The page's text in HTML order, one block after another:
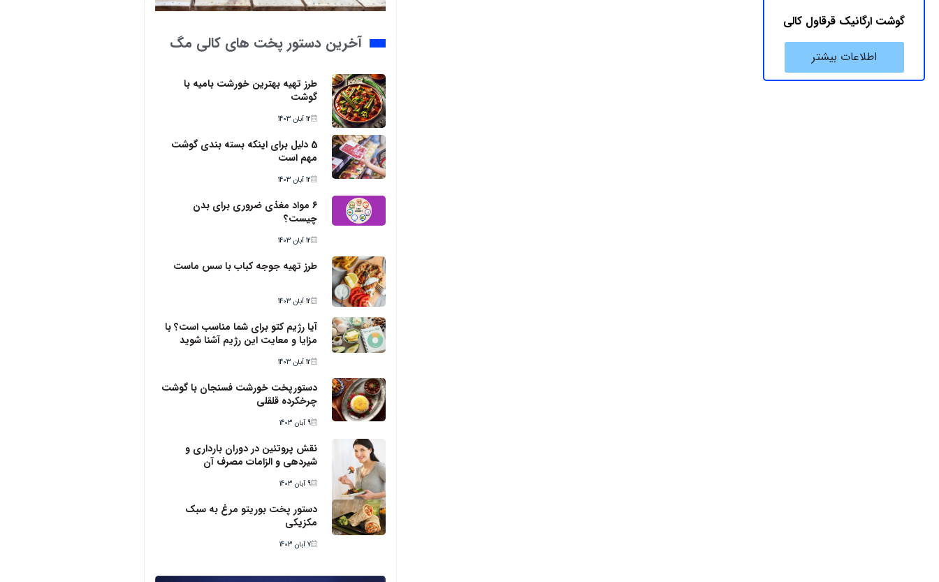
گوشت ارگانیک قرقاول کالی
اطلاعات بیشتر
آخرین دستور پخت های کالی مگ
طرز تهیه بهترین خورشت بامیه با
گوشت
12 آبان 1403
5 دلیل برای اینکه بسته بندی گوشت
مهم است
12 آبان 1403
6 مواد مغذی ضروری برای بدن
چیست؟
12 آبان 1403
طرز تهیه جوجه کباب با سس ماست
12 آبان 1403
آیا رژیم کتو برای شما مناسب است؟ با
مزایا و معایت این رژیم آشنا شوید
12 آبان 1403
دستورپخت خورشت فسنجان با گوشت
چرخکرده قلقلی
9 آبان 1403
نقش پروتئین در دوران بارداری و
شیردهی و الزامات مصرف آن
9 آبان 1403
دستور پخت بوریتو مرغ به سبک
مکزیکی
7 آبان 1403